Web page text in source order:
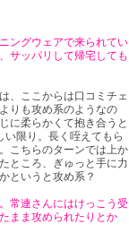
ングウェアで来られてい
サッパリして帰宅しても
、ここからは口コミチェ
りも攻め系のようなの
に柔らかくて抱き合うと
限り。長く咥えてもら
こちらのターンでは上か
ところ、ぎゅっと手に力
というと攻め系？
常連さんにはけっこう受
まま攻められたりとか